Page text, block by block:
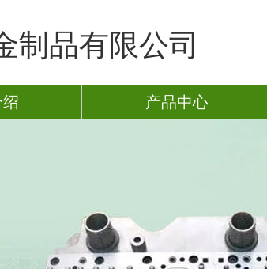
制品有限公司
产品中心